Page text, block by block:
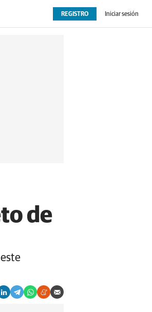
REGISTRO Iniciar sesión
de